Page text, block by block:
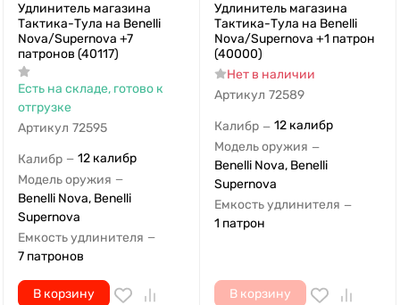
Удлинитель магазина
Тактика-Тула на Benelli
Nova/Supernova +7
патронов (40117)
Есть на складе, готово к
отгрузке
Артикул 72595
Калибр — 12 калибр
Модель оружия —
Benelli Nova, Benelli
Supernova
Емкость удлинителя —
7 патронов
В корзину
Удлинитель магазина
Тактика-Тула на Benelli
Nova/Supernova +1 патрон
(40000)
Нет в наличии
Артикул 72589
Калибр — 12 калибр
Модель оружия —
Benelli Nova, Benelli
Supernova
Емкость удлинителя —
1 патрон
В корзину